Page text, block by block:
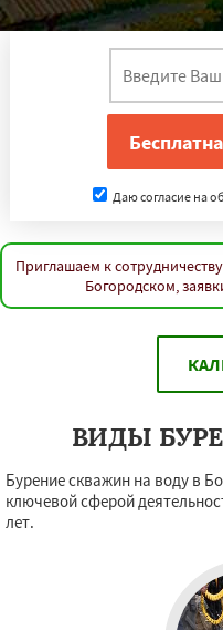
Даю согласие на
Приглашаем к
Богородском,
ВИДЫ
Бурение скважин на воду в
ключевой сферой
лет.